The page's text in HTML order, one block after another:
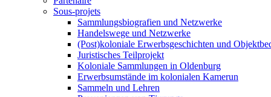
Sous-projets
Sammlungsbiografien und Netzwerke
Handelswege und Netzwerke
(Post)koloniale Erwerbsgeschichten und
Juristisches Teilprojekt
Koloniale Sammlungen in Oldenburg
Erwerbsumstände im kolonialen Kamerun
Sammeln und Lehren